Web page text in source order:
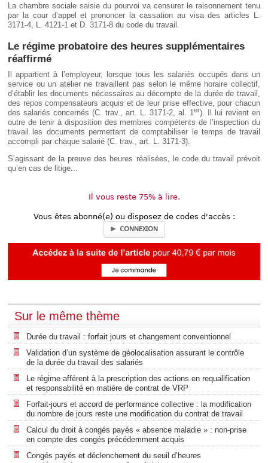
La chambre sociale saisie du pourvoi va censurer le raisonnement tenu
par la cour d’appel et prononcer la cassation au visa des articles L.
3171-4, L. 4121-1 et D. 3171-8 du code du travail.
Le régime probatoire des heures supplémentaires
réaffirmé
Il appartient à l’employeur, lorsque tous les salariés occupés dans un
service ou un atelier ne travaillent pas selon le même horaire collectif,
d’établir les documents nécessaires au décompte de la durée de travail,
des repos compensateurs acquis et de leur prise effective, pour chacun
des salariés concernés (C. trav., art. L. 3171-2, al. 1er). Il lui revient en
outre de tenir à disposition des membres compétents de l’inspection du
travail les documents permettant de comptabiliser le temps de travail
accompli par chaque salarié (C. trav., art. L. 3171-3).
S’agissant de la preuve des heures réalisées, le code du travail prévoit
qu’en cas de litige...
Il vous reste 75% à lire.
Vous êtes abonné(e) ou disposez de codes d'accès :
CONNEXION
Sur le même thème
Durée du travail : forfait jours et changement conventionnel
Validation d’un système de géolocalisation assurant le contrôle
de la durée du travail des salariés
Le régime afférent à la prescription des actions en requalification
et responsabilité en matière de contrat de VRP
Forfait-jours et accord de performance collective : la modification
du nombre de jours reste une modification du contrat de travail
Calcul du droit à congés payés « absence maladie » : non-prise
en compte des congés précédemment acquis
Congés payés et déclenchement du seuil d’heures